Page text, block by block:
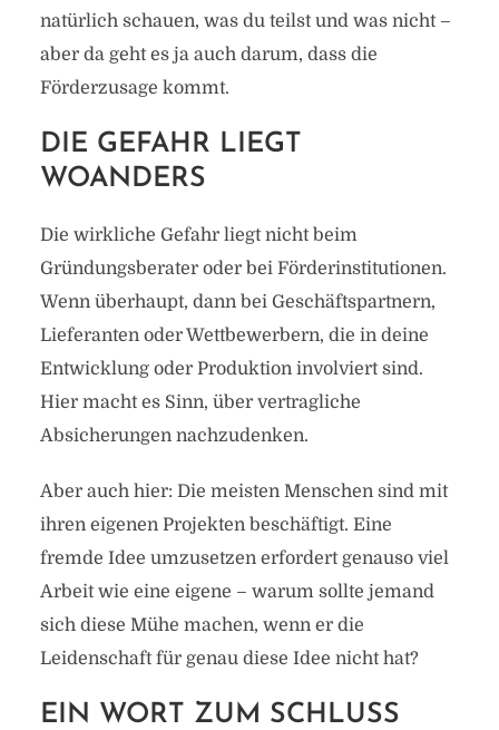
natürlich schauen, was du teilst und was nicht –
aber da geht es ja auch darum, dass die
Förderzusage kommt.
DIE GEFAHR LIEGT
WOANDERS
Die wirkliche Gefahr liegt nicht beim
Gründungsberater oder bei Förderinstitutionen.
Wenn überhaupt, dann bei Geschäftspartnern,
Lieferanten oder Wettbewerbern, die in deine
Entwicklung oder Produktion involviert sind.
Hier macht es Sinn, über vertragliche
Absicherungen nachzudenken.
Aber auch hier: Die meisten Menschen sind mit
ihren eigenen Projekten beschäftigt. Eine
fremde Idee umzusetzen erfordert genauso viel
Arbeit wie eine eigene – warum sollte jemand
sich diese Mühe machen, wenn er die
Leidenschaft für genau diese Idee nicht hat?
EIN WORT ZUM SCHLUSS